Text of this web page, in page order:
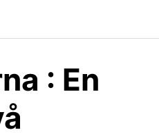
: En